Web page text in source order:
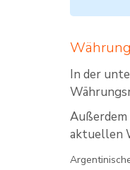
In der
aktuellen